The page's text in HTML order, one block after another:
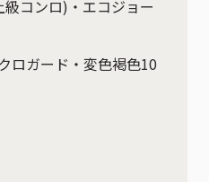
コンロ)・エコジョー
ロガード・変色褐色10